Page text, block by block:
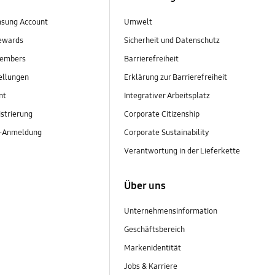
Account
Umwelt
Sicherheit und Datenschutz
Barrierefreiheit
Erklärung zur Barrierefreiheit
Integrativer Arbeitsplatz
Corporate Citizenship
Corporate Sustainability
Verantwortung in der Lieferkette
Über uns
Unternehmensinformation
Geschäftsbereich
Markenidentität
Jobs & Karriere